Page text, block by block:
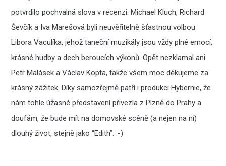
potvrdilo pochvalná slova v recenzi. Michael Kluch, Richard
Ševčík a Iva Marešová byli neuvěřitelně šťastnou volbou
Libora Vaculíka, jehož taneční muzikály jsou vždy plné emocí,
krásné hudby a dech beroucích výkonů. Opět nezklamal ani
Petr Malásek a Václav Kopta, takže všem moc děkujeme za
krásný zážitek. Díky samozřejmě patří i produkci Hybernie, že
nám tohle úžasné představení přivezla z Plzně do Prahy a
doufám, že bude mít na domovské scéně (a nejen na ní)
dlouhý život, stejně jako “Edith”. :-)